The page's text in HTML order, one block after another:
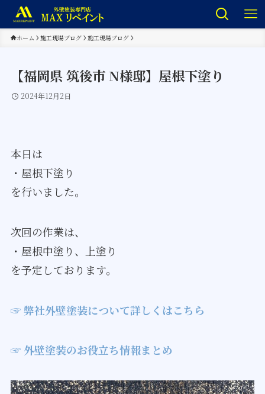
ホーム 施工現場ブログ 施工現場ブログ
【福岡県 筑後市 N様邸】屋根下塗り
2024年12月2日
本日は
・屋根下塗り
を行いました。
次回の作業は、
・屋根中塗り、上塗り
​​​​​​​を予定しております。
☞ 弊社外壁塗装について詳しくはこちら
☞ 外壁塗装のお役立ち情報まとめ